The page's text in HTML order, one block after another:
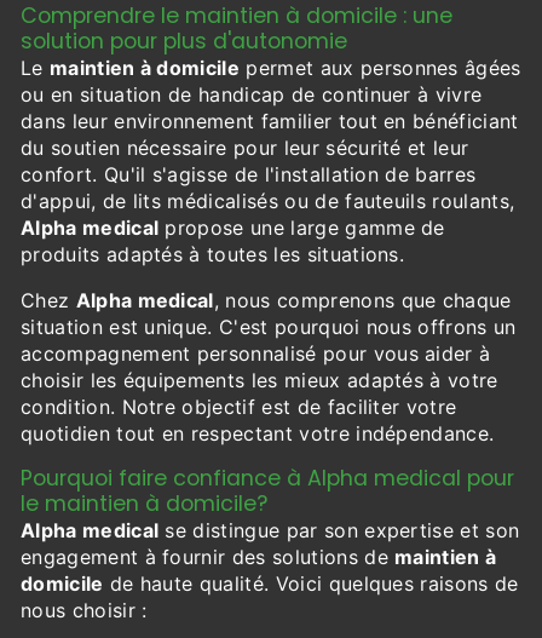
Comprendre le maintien à domicile : une
solution pour plus d'autonomie
Le maintien à domicile permet aux personnes âgées
ou en situation de handicap de continuer à vivre
dans leur environnement familier tout en bénéficiant
du soutien nécessaire pour leur sécurité et leur
confort. Qu'il s'agisse de l'installation de barres
d'appui, de lits médicalisés ou de fauteuils roulants,
Alpha medical propose une large gamme de
produits adaptés à toutes les situations.
Chez Alpha medical, nous comprenons que chaque
situation est unique. C'est pourquoi nous offrons un
accompagnement personnalisé pour vous aider à
choisir les équipements les mieux adaptés à votre
condition. Notre objectif est de faciliter votre
quotidien tout en respectant votre indépendance.
Pourquoi faire confiance à Alpha medical pour
le maintien à domicile?
Alpha medical se distingue par son expertise et son
engagement à fournir des solutions de maintien à
domicile de haute qualité. Voici quelques raisons de
nous choisir :